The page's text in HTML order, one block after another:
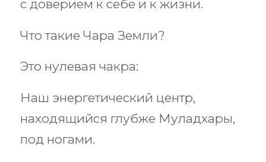
с доверием к себе и к жизни.
Что такие Чара Земли?
Это нулевая чакра:
Наш энергетический центр,
находящийся глубже Муладхары,
под ногами.